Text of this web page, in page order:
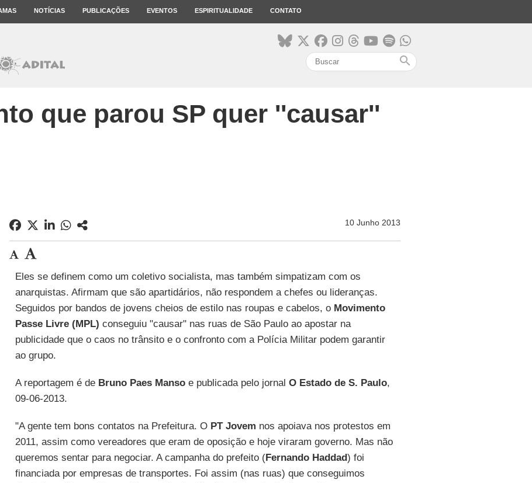
NOTÍCIAS PUBLICAÇÕES EVENTOS ESPIRITUALIDADE CONTATO
search
que parou SP quer ''causar''
10 Junho 2013
Eles se definem como um coletivo socialista, mas também simpatizam com os
anarquistas. Afirmam que são apartidários, não respondem a chefes ou lideranças.
Seguidos por bandos de jovens cheios de estilo nas roupas e cabelos, o Movimento
Passe Livre (MPL) conseguiu "causar" nas ruas de São Paulo ao apostar na
publicidade que o caos no trânsito e o confronto com a Polícia Militar podem garantir
ao grupo.
A reportagem é de Bruno Paes Mansoe publicada pelo jornal O Estado de S. Paulo,
09-06-2013.
"A gente tem bons contatos na Prefeitura. O PT Jovem nos apoiava nos protestos em
2011, assim como vereadores que eram de oposição e hoje viraram governo. Mas não
queremos sentar para negociar. A campanha do prefeito (Fernando Haddad) foi
financiada por empresas de transportes. Foi assim (nas ruas) que conseguimos